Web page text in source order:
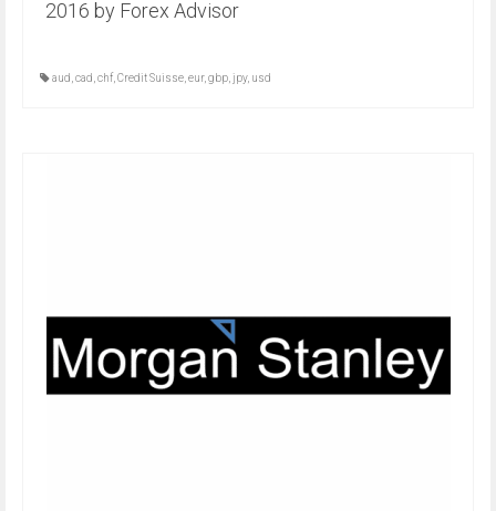
2016 by Forex Advisor
aud cad chf Credit Suisse eur, gbp jpy, usd